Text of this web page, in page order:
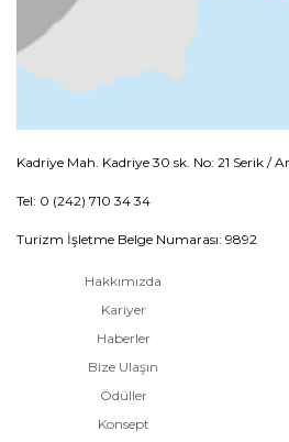
Kadriye Mah. Kadriye 30 sk. No: 21 Serik /
Tel: 0 (242) 710 34 34
Turizm İşletme Belge Numarası: 9892
Hakkımızda
Kariyer
Haberler
Bize Ulaşın
Ödüller
Konsept